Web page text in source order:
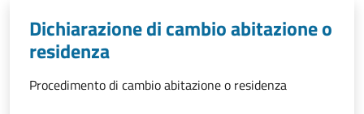
Dichiarazione di cambio abitazione o
residenza
Procedimento di cambio abitazione o residenza